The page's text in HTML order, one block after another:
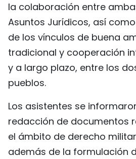
la colaboración entre
Asuntos Jurídicos, así
de los vínculos de buena
tradicional y cooperación
y a largo plazo, entre los
pueblos.
Los asistentes se
redacción de documentos
el ámbito de derecho
además de la formulación